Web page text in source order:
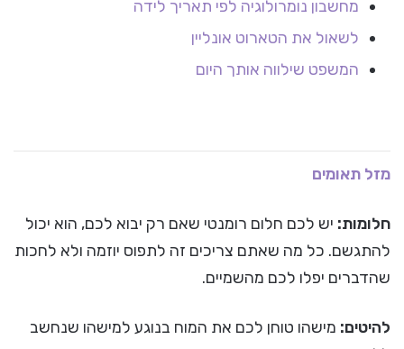
מחשבון נומרולוגיה לפי תאריך לידה
לשאול את הטארוט אונליין
המשפט שילווה אותך היום
מזל תאומים
חלומות: יש לכם חלום רומנטי שאם רק יבוא לכם, הוא יכול
להתגשם. כל מה שאתם צריכים זה לתפוס יוזמה ולא לחכות
שהדברים יפלו לכם מהשמיים.
להיטים: מישהו טוחן לכם את המוח בנוגע למישהו שנחשב